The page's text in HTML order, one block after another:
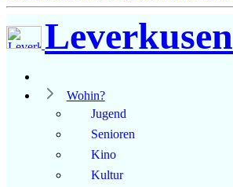
Leverkusen
Wohin?
Jugend
Senioren
Kino
Kultur